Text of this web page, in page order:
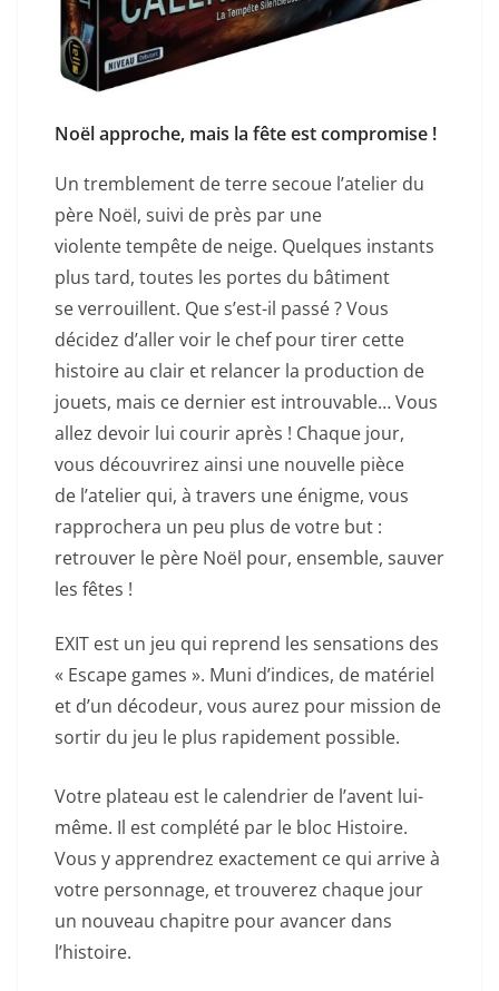
Noël approche, mais la fête est compromise !
Un tremblement de terre secoue l’atelier du
père Noël, suivi de près par une
violente tempête de neige. Quelques instants
plus tard, toutes les portes du bâtiment
se verrouillent. Que s’est-il passé ? Vous
décidez d’aller voir le chef pour tirer cette
histoire au clair et relancer la production de
jouets, mais ce dernier est introuvable… Vous
allez devoir lui courir après ! Chaque jour,
vous découvrirez ainsi une nouvelle pièce
de l’atelier qui, à travers une énigme, vous
rapprochera un peu plus de votre but :
retrouver le père Noël pour, ensemble, sauver
les fêtes !
EXIT est un jeu qui reprend les sensations des
« Escape games ». Muni d’indices, de matériel
et d’un décodeur, vous aurez pour mission de
sortir du jeu le plus rapidement possible.
Votre plateau est le calendrier de l’avent lui-
même. Il est complété par le bloc Histoire.
Vous y apprendrez exactement ce qui arrive à
votre personnage, et trouverez chaque jour
un nouveau chapitre pour avancer dans
l’histoire.